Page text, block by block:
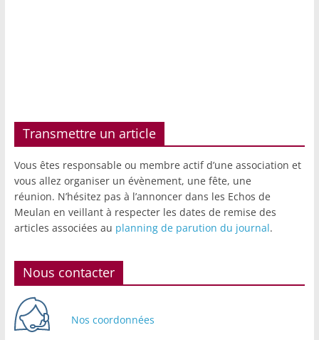
Transmettre un article
Vous êtes responsable ou membre actif d’une association et
vous allez organiser un évènement, une fête, une
réunion. N’hésitez pas à l’annoncer dans les Echos de
Meulan en veillant à respecter les dates de remise des
articles associées au planning de parution du journal.
Nous contacter
Nos coordonnées